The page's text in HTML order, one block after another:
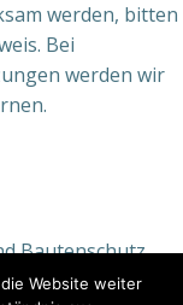
werden, bitten
Bei
werden wir
Bautenschutz
and
Website weiter